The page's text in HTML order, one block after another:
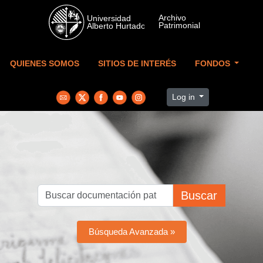
Skip to main content
QUIENES SOMOS SITIOS DE INTERÉS FONDOS
Log in
Buscar
Búsqueda Avanzada »